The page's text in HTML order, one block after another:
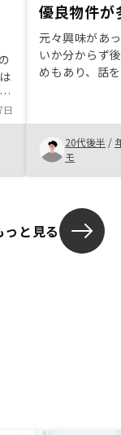
優良物件が
元々興味があ
いか分からず
めもあり、話
判断に至った。
20代後半 /
モ
と見る